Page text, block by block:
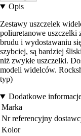
Opis
Zestawy uszczelek
poliuretanowe uszczelki
brudu i wydostawaniu
szybciej, są bardziej
niż zwykłe uszczelki.
modeli widelców.
typ)
Dodatkowe
Marka
Nr referencyjny
Kolor